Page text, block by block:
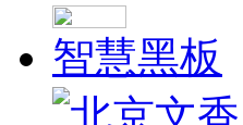
智慧黑板